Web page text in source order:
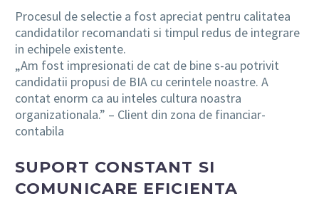
Procesul de selectie a fost apreciat pentru calitatea
candidatilor recomandati si timpul redus de integrare
in echipele existente.
„Am fost impresionati de cat de bine s-au potrivit
candidatii propusi de BIA cu cerintele noastre. A
contat enorm ca au inteles cultura noastra
organizationala.” – Client din zona de financiar-
contabila
SUPORT CONSTANT SI
COMUNICARE EFICIENTA